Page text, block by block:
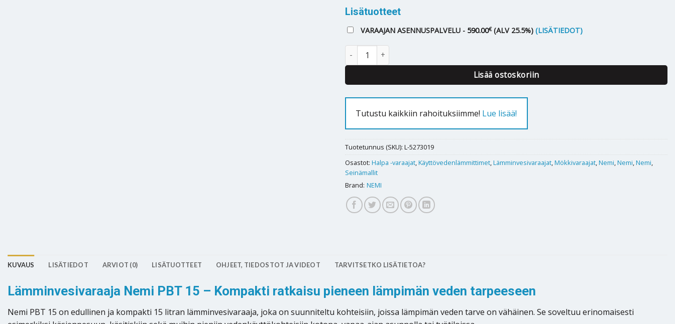
Lisätuotteet
VARAAJAN ASENNUSPALVELU - 590.00€ (ALV 25.5%) (LISÄTIEDOT)
Lämminvesivaraaja Nemi PBT 15 määrä
Lisää ostoskoriin
Tutustu kaikkiin rahoituksiimme! Lue lisää!
Tuotetunnus (SKU): L-5273019
Osastot: Halpa -varaajat,Käyttövedenlämmittimet,Lämminvesivaraajat,Mökkivaraajat,Nemi,Nemi,Nemi,
Seinämallit
Brand: NEMI
KUVAUS LISÄTIEDOT ARVIOT (0) LISÄTUOTTEET OHJEET, TIEDOSTOT JA VIDEOT TARVITSETKO LISÄTIETOA?
Lämminvesivaraaja Nemi PBT 15 – Kompakti ratkaisu pieneen lämpimän veden tarpeeseen
Nemi PBT 15 on edullinen ja kompakti 15 litran lämminvesivaraaja, joka on suunniteltu kohteisiin, joissa lämpimän veden tarve on vähäinen. Se soveltuu erinomaisesti